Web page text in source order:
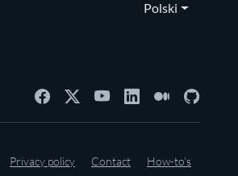
Polski
Privacy policy Contact How-to's